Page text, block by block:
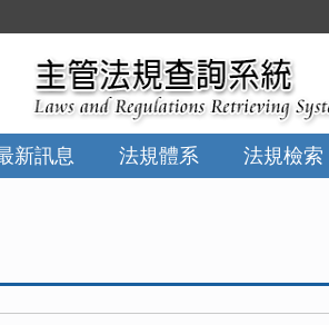
新訊息 法規體系 法規檢索